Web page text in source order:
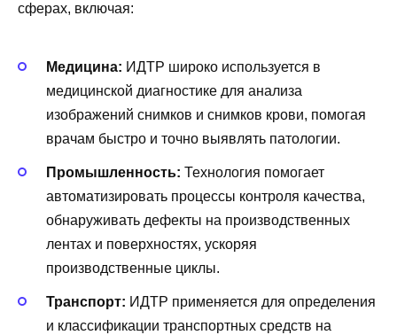
сферах, включая:
Медицина: ИДТР широко используется в
медицинской диагностике для анализа
изображений снимков и снимков крови, помогая
врачам быстро и точно выявлять патологии.
Промышленность: Технология помогает
автоматизировать процессы контроля качества,
обнаруживать дефекты на производственных
лентах и поверхностях, ускоряя
производственные циклы.
Транспорт: ИДТР применяется для определения
и классификации транспортных средств на